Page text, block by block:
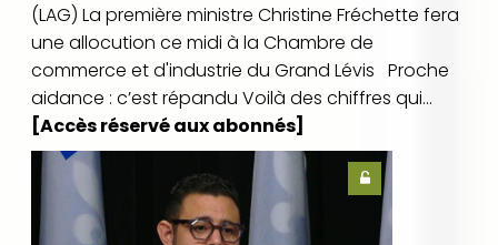
(LAG) La première ministre Christine Fréchette fera
une allocution ce midi à la Chambre de
commerce et d'industrie du Grand Lévis Proche
aidance : c’est répandu Voilà des chiffres qui...
[Accès réservé aux abonnés]